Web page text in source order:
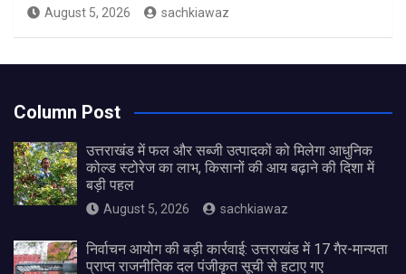
August 5, 2026 sachkiawaz
Column Post
उत्तराखंड में फल और सब्जी उत्पादकों को मिलेगा आधुनिक
कोल्ड स्टोरेज का लाभ, किसानों की आय बढ़ाने की दिशा में
बड़ी पहल
August 5, 2026 sachkiawaz
निर्वाचन आयोग की बड़ी कार्रवाई: उत्तराखंड में 17 गैर-मान्यता
प्राप्त राजनीतिक दल पंजीकृत सूची से हटाए गए